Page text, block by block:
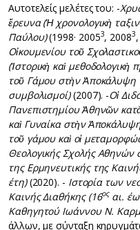
Αυτοτελείς μελέτες του: -
ἔρευνα (Ἡ χρονολογικὴ
Παύλου)(1998· 20053, 20083
Οἰκουμενίου τοῦ
(Ἱστορικὴ καὶ μεθοδολογικὴ
τοῦ Γάμου στὴν
συμβολισμοί)(2007). -Οἱ
Πανεπιστημίου Ἀθηνῶν
καὶ Γυναίκα στὴν
τοῦ γάμου καὶ οἱ
Θεολογικής Σχολής Αθηνών
της Ερμηνευτικής της
έτη)(2020). - Ιστορία των
Καινής Διαθήκης (16οςαι.
Καθηγητού Ιωάννου Ν.
άλλων, με σύνταξη